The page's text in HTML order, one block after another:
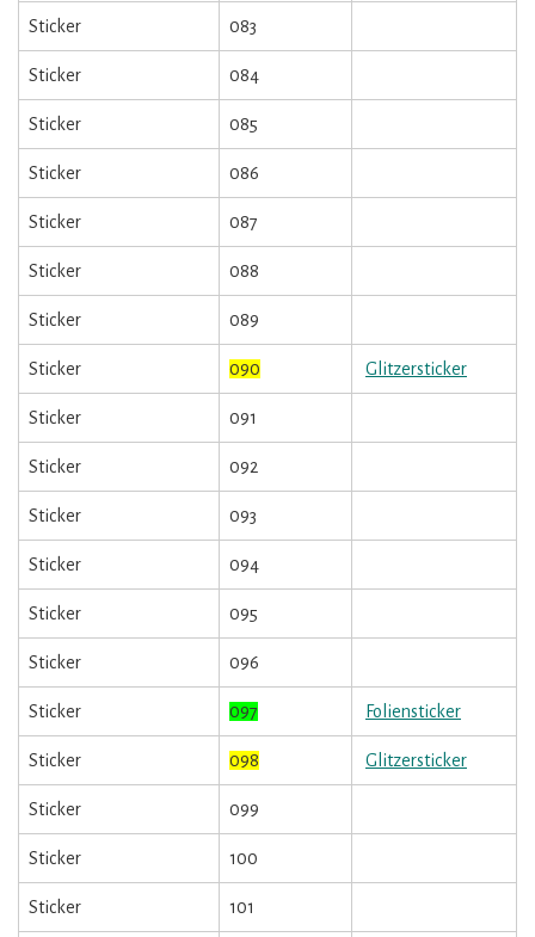
Sticker 083
Sticker 084
Sticker 085
Sticker 086
Sticker 087
Sticker 088
Sticker 089
Sticker 090 Glitzersticker
Sticker 091
Sticker 092
Sticker 093
Sticker 094
Sticker 095
Sticker 096
Sticker 097 Foliensticker
Sticker 098 Glitzersticker
Sticker 099
Sticker 100
Sticker 101